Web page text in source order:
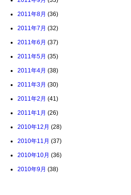
2011年8月 (36)
2011年7月 (32)
2011年6月 (37)
2011年5月 (35)
2011年4月 (38)
2011年3月 (30)
2011年2月 (41)
2011年1月 (26)
2010年12月 (28)
2010年11月 (37)
2010年10月 (36)
2010年9月 (38)